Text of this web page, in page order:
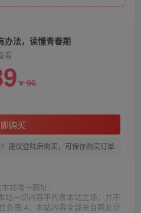
办法，读懂青春期
看
￥99
购买
建议登陆后购买，可保存购买订单
站唯一网址：
站一切内容不代表本站立场，并不
负责 4、本站内容全部来自网友分